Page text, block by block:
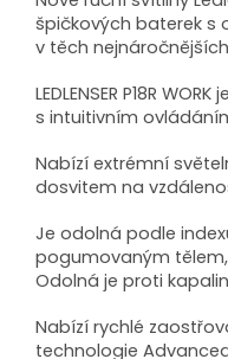
špičkových baterek s
v těch
LEDLENSER P18R
s intuitivním
Nabízí extrémní
dosvitem na
Je odolná podle
pogumovaným
Odolná je proti
Nabízí rychlé
technologie